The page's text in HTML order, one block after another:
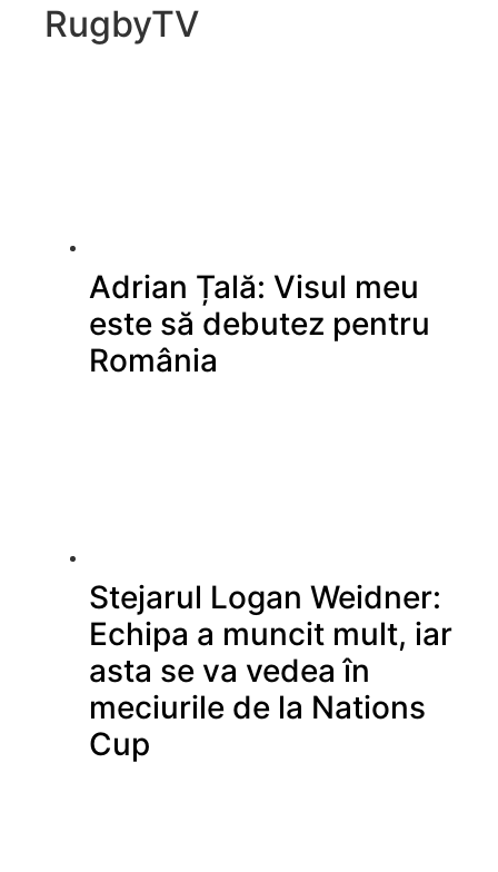
RugbyTV
Adrian Țală: Visul meu
este să debutez pentru
România
Stejarul Logan Weidner:
Echipa a muncit mult, iar
asta se va vedea în
meciurile de la Nations
Cup